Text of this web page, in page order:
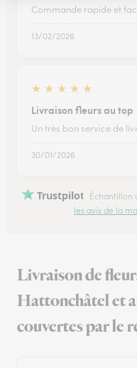
Commande rapide et
13/02/2026
★ ★ ★ ★ ★
Livraison fleurs au top
Un très bon service de
30/01/2026
Trustpilot Échantillon
les avis de la
Livraison de
Hattonchâtel et
couvertes par le